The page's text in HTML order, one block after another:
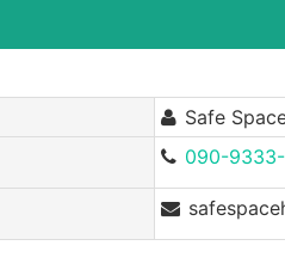
Safe
090-9333-